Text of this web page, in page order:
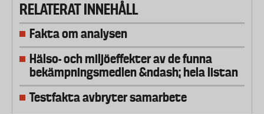
RELATERAT INNEHÅLL
Fakta om analysen
Hälso- och miljöeffekter av de funna
bekämpningsmedlen &ndash; hela listan
Testfakta avbryter samarbete